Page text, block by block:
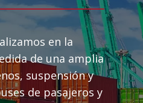
en la
de una amplia
suspensión y
de pasajeros y